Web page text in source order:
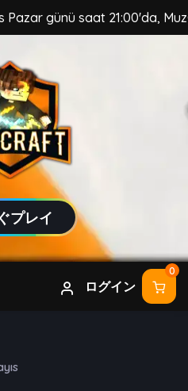
saat 21:00'da, MuzCraft
プレイ
ログイン
0